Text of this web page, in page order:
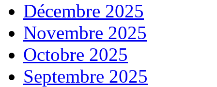
Décembre 2025
Novembre 2025
Octobre 2025
Septembre 2025